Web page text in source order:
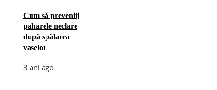
Cum să preveniți
paharele neclare
după spălarea
vaselor
3 ani ago